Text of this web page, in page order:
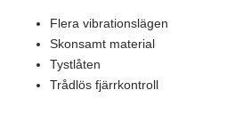
Flera vibrationslägen
Skonsamt material
Tystlåten
Trådlös fjärrkontroll